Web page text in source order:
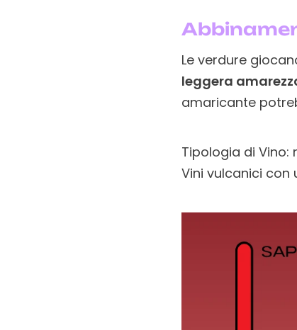
Le verdure
leggera
amaricante
Tipologia di Vino:
Vini vulcanici